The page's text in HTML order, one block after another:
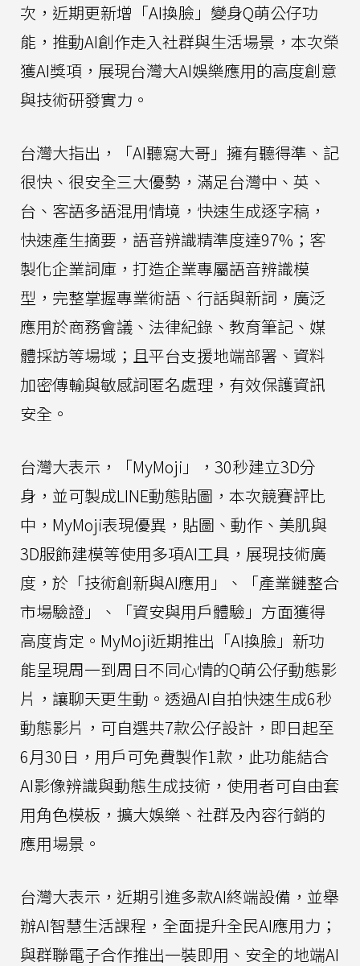
次，近期更新增「AI換臉」變身Q萌公仔功
能，推動AI創作走入社群與生活場景，本次榮
獲AI獎項，展現台灣大AI娛樂應用的高度創意
與技術研發實力。
台灣大指出，「AI聽寫大哥」擁有聽得準、記
很快、很安全三大優勢，滿足台灣中、英、
台、客語多語混用情境，快速生成逐字稿，
快速產生摘要，語音辨識精準度達97%；客
製化企業詞庫，打造企業專屬語音辨識模
型，完整掌握專業術語、行話與新詞，廣泛
應用於商務會議、法律紀錄、教育筆記、媒
體採訪等場域；且平台支援地端部署、資料
加密傳輸與敏感詞匿名處理，有效保護資訊
安全。
台灣大表示，「MyMoji」，30秒建立3D分
身，並可製成LINE動態貼圖，本次競賽評比
中，MyMoji表現優異，貼圖、動作、美肌與
3D服飾建模等使用多項AI工具，展現技術廣
度，於「技術創新與AI應用」、「產業鏈整合
市場驗證」、「資安與用戶體驗」方面獲得
高度肯定。MyMoji近期推出「AI換臉」新功
能呈現周一到周日不同心情的Q萌公仔動態影
片，讓聊天更生動。透過AI自拍快速生成6秒
動態影片，可自選共7款公仔設計，即日起至
6月30日，用戶可免費製作1款，此功能結合
AI影像辨識與動態生成技術，使用者可自由套
用角色模板，擴大娛樂、社群及內容行銷的
應用場景。
台灣大表示，近期引進多款AI終端設備，並舉
辦AI智慧生活課程，全面提升全民AI應用力；
與群聯電子合作推出一裝即用、安全的地端AI